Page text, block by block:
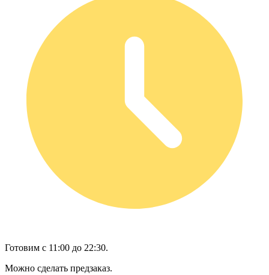
Готовим с 11:00 до 22:30.
Можно сделать предзаказ.